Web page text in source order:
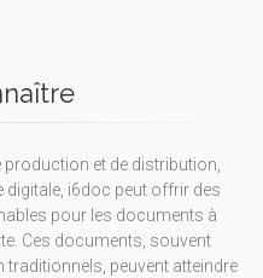
production et de distribution,
i6doc peut offrir des
pour les documents à
Ces documents, souvent
peuvent atteindre